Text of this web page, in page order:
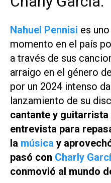
Nahuel Pennisi es
momento en el país
a través de sus
arraigo en el género del
por un 2024 intenso
lanzamiento de su
cantante y guitarrista
entrevista para
la música y
pasó con Charly
conmovió al mundo